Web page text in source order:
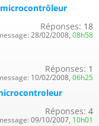
Réponses: 18
28/02/2008, 08h58
Réponses: 1
10/02/2008, 06h25
Réponses: 4
09/10/2007, 10h01